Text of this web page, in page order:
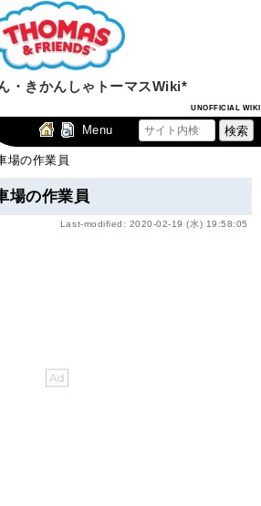
・きかんしゃトーマスWiki*
UNOFFICIAL WIKI
Menu
場の作業員
場の作業員
Last-modified: 2020-02-19 (水) 19:58:05